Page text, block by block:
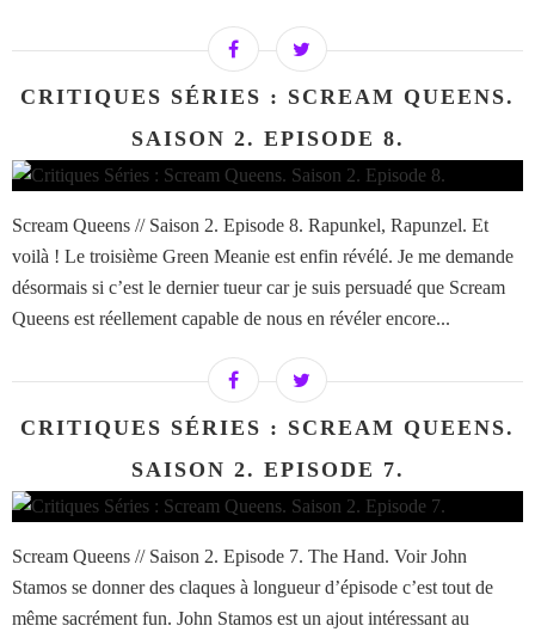
CRITIQUES SÉRIES : SCREAM QUEENS.
SAISON 2. EPISODE 8.
Scream Queens // Saison 2. Episode 8. Rapunkel, Rapunzel. Et
voilà ! Le troisième Green Meanie est enfin révélé. Je me demande
désormais si c’est le dernier tueur car je suis persuadé que Scream
Queens est réellement capable de nous en révéler encore...
CRITIQUES SÉRIES : SCREAM QUEENS.
SAISON 2. EPISODE 7.
Scream Queens // Saison 2. Episode 7. The Hand. Voir John
Stamos se donner des claques à longueur d’épisode c’est tout de
même sacrément fun. John Stamos est un ajout intéressant au